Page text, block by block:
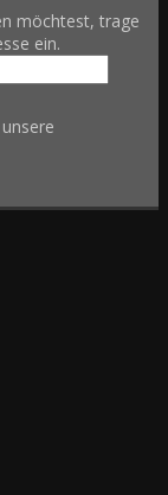
möchtest, trage
ein.